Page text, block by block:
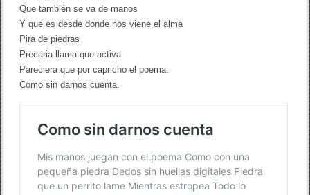
Que también se va de manos
Y que es desde donde nos viene el alma
Pira de piedras
Precaria llama que activa
Pareciera que por capricho el poema.
Como sin darnos cuenta.